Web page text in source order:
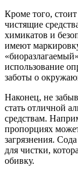
Кроме того,
чистящие
химикатов и
имеют
использование
заботы о
Наконец, не
стать отличной
средствам.
пропорциях
загрязнения.
для чистки,
обивку.